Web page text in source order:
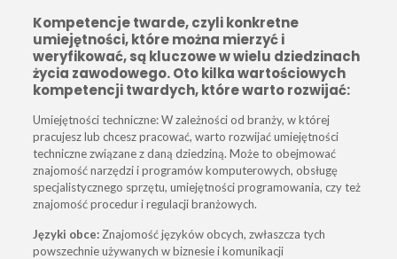
Kompetencje twarde, czyli konkretne
umiejętności, które można mierzyć i
weryfikować, są kluczowe w wielu dziedzinach
życia zawodowego. Oto kilka wartościowych
kompetencji twardych, które warto rozwijać:
Umiejętności techniczne: W zależności od branży, w której
pracujesz lub chcesz pracować, warto rozwijać umiejętności
techniczne związane z daną dziedziną. Może to obejmować
znajomość narzędzi i programów komputerowych, obsługę
specjalistycznego sprzętu, umiejętności programowania, czy też
znajomość procedur i regulacji branżowych.
Języki obce: Znajomość języków obcych, zwłaszcza tych
powszechnie używanych w biznesie i komunikacji